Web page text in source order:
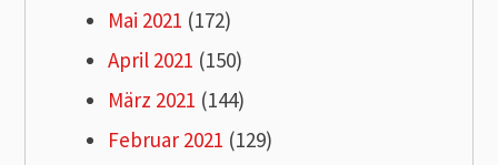
Mai 2021 (172)
April 2021 (150)
März 2021 (144)
Februar 2021 (129)